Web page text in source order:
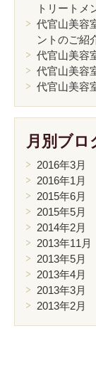
トリート
代官山美容
ントのご紹
代官山美容
代官山美容
代官山美容
月別ブロ
2016年3月
2016年1月
2015年6月
2015年5月
2014年2月
2013年11月
2013年5月
2013年4月
2013年3月
2013年2月